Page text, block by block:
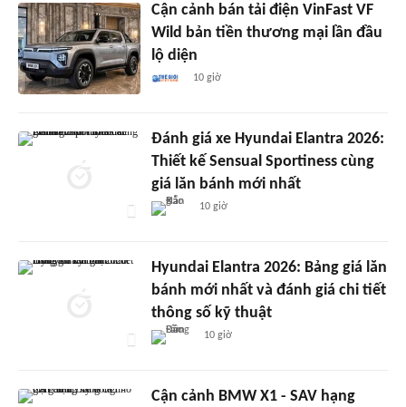
Cận cảnh bán tải điện VinFast VF
Wild bản tiền thương mại lần đầu
lộ diện
10 giờ
Đánh giá xe Hyundai Elantra 2026:
Thiết kế Sensual Sportiness cùng
giá lăn bánh mới nhất
10 giờ
Hyundai Elantra 2026: Bảng giá lăn
bánh mới nhất và đánh giá chi tiết
thông số kỹ thuật
10 giờ
Cận cảnh BMW X1 - SAV hạng